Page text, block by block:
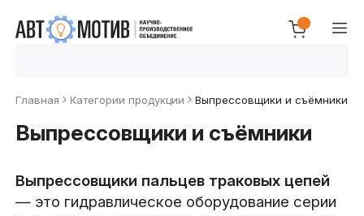
Главная Категории продукции Выпрессовщики и съёмники
Выпрессовщики и съёмники
Выпрессовщики пальцев траковых цепей
— это гидравлическое оборудование серии